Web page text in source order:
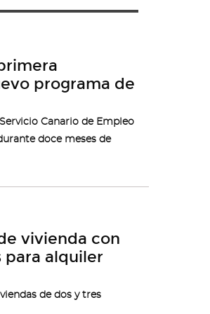
programa de
Canario de Empleo
doce meses de
vivienda con
para alquiler
de dos y tres